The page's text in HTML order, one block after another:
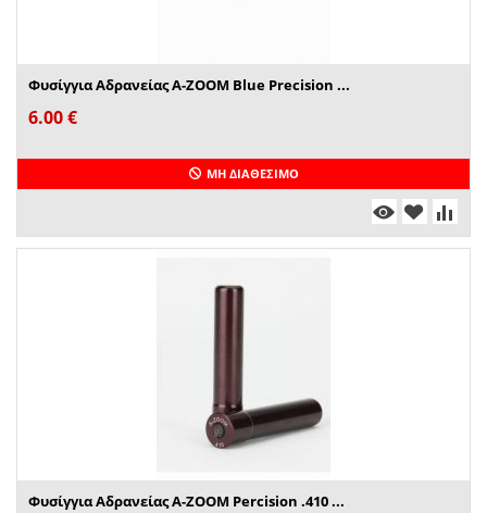
Φυσίγγια Αδρανείας A-ZOOM Blue Precision ...
6.00€
ΜΗ ΔΙΑΘΈΣΙΜΟ
Φυσίγγια Αδρανείας A-ZOOM Percision .410 ...